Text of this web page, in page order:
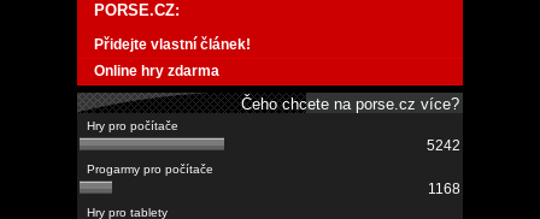
PORSE.CZ:
Přidejte vlastní článek!
Online hry zdarma
Čeho chcete na porse.cz více?
5242
1168